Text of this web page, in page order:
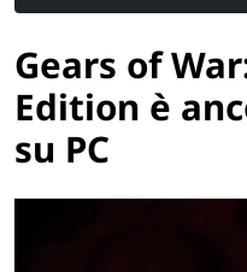
Gears of
Edition è
su PC